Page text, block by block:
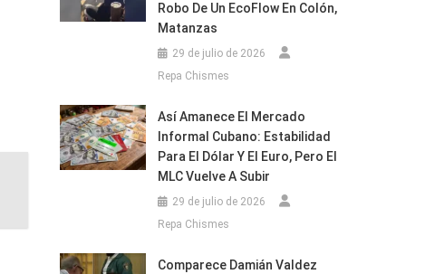
Robo De Un EcoFlow En Colón,
Matanzas
29 de julio de 2026
Repa Chismes
Así Amanece El Mercado
Informal Cubano: Estabilidad
Para El Dólar Y El Euro, Pero El
MLC Vuelve A Subir
29 de julio de 2026
Repa Chismes
Comparece Damián Valdez